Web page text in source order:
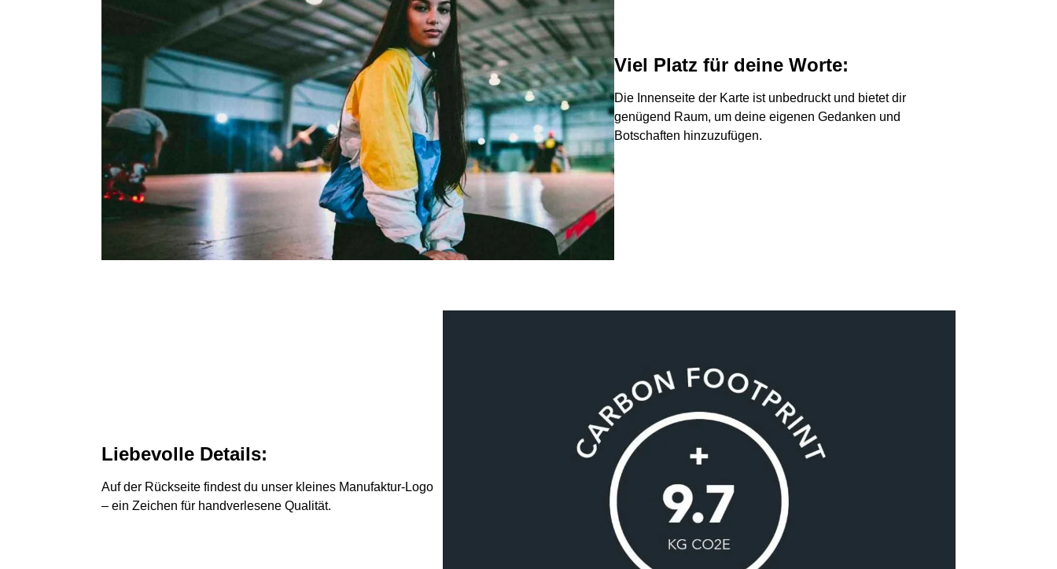
Viel Platz für deine Worte:
Die Innenseite der Karte ist unbedruckt und bietet dir
genügend Raum, um deine eigenen Gedanken und
Botschaften hinzuzufügen.
Liebevolle Details:
Auf der Rückseite findest du unser kleines Manufaktur-Logo
– ein Zeichen für handverlesene Qualität.